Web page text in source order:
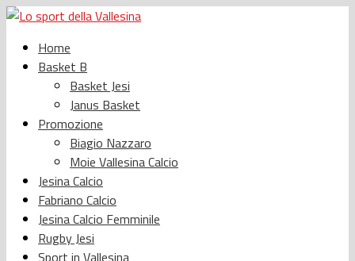
Home
Basket B
Basket Jesi
Janus Basket
Promozione
Biagio Nazzaro
Moie Vallesina Calcio
Jesina Calcio
Fabriano Calcio
Jesina Calcio Femminile
Rugby Jesi
Sport in Vallesina